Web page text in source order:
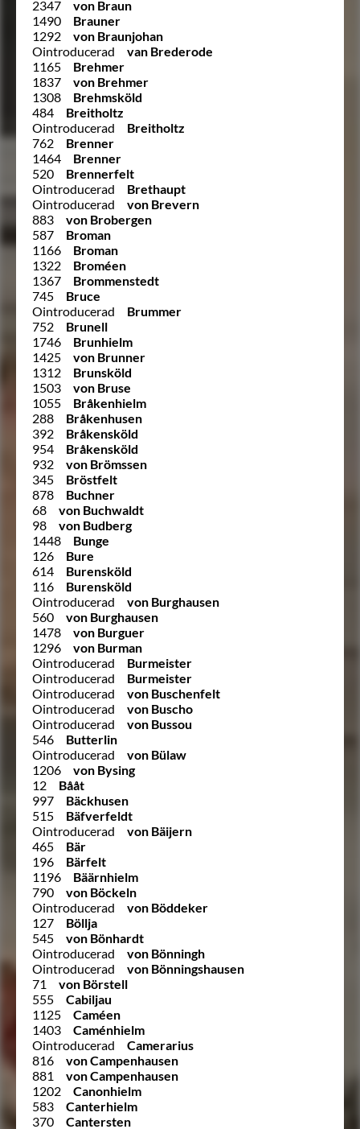
2347
von Braun
1490
Brauner
1292
von Braunjohan
Ointroducerad
van Brederode
1165
Brehmer
1837
von Brehmer
1308
Brehmsköld
484
Breitholtz
Ointroducerad
Breitholtz
762
Brenner
1464
Brenner
520
Brennerfelt
Ointroducerad
Brethaupt
Ointroducerad
von Brevern
883
von Brobergen
587
Broman
1166
Broman
1322
Broméen
1367
Brommenstedt
745
Bruce
Ointroducerad
Brummer
752
Brunell
1746
Brunhielm
1425
von Brunner
1312
Brunsköld
1503
von Bruse
1055
Bråkenhielm
288
Bråkenhusen
392
Bråkensköld
954
Bråkensköld
932
von Brömssen
345
Bröstfelt
878
Buchner
68
von Buchwaldt
98
von Budberg
1448
Bunge
126
Bure
614
Burensköld
116
Burensköld
Ointroducerad
von Burghausen
560
von Burghausen
1478
von Burguer
1296
von Burman
Ointroducerad
Burmeister
Ointroducerad
Burmeister
Ointroducerad
von Buschenfelt
Ointroducerad
von Buscho
Ointroducerad
von Bussou
546
Butterlin
Ointroducerad
von Bülaw
1206
von Bysing
12
Bååt
997
Bäckhusen
515
Bäfverfeldt
Ointroducerad
von Bäijern
465
Bär
196
Bärfelt
1196
Bäärnhielm
790
von Böckeln
Ointroducerad
von Böddeker
127
Böllja
545
von Bönhardt
Ointroducerad
von Bönningh
Ointroducerad
von Bönningshausen
71
von Börstell
555
Cabiljau
1125
Caméen
1403
Caménhielm
Ointroducerad
Camerarius
816
von Campenhausen
881
von Campenhausen
1202
Canonhielm
583
Canterhielm
370
Cantersten